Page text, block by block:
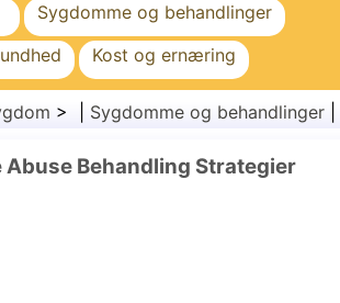
Sygdomme og behandlinger
Kost og ernæring
Sundhedssektoren
> | Sygdomme og behandlinger
Abuse Behandling Strategier